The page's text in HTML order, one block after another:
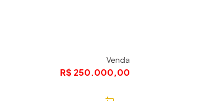
Venda
R$ 250.000,00